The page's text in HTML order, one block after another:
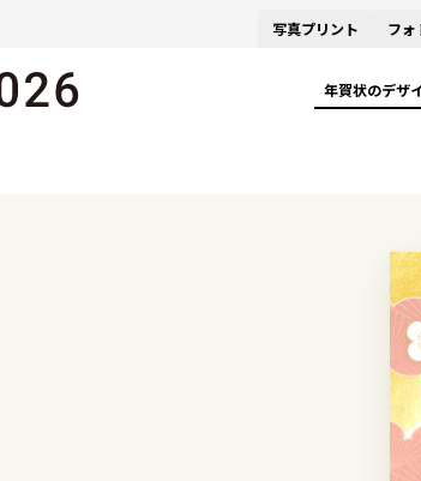
写真プリント フォ
年賀状のデザ